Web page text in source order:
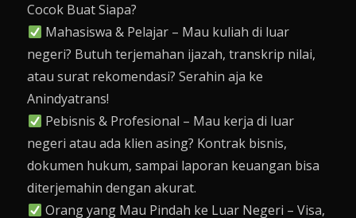
Cocok Buat Siapa?
Mahasiswa & Pelajar – Mau kuliah di luar
negeri? Butuh terjemahan ijazah, transkrip nilai,
atau surat rekomendasi? Serahin aja ke
Anindyatrans!
Pebisnis & Profesional – Mau kerja di luar
negeri atau ada klien asing? Kontrak bisnis,
dokumen hukum, sampai laporan keuangan bisa
diterjemahin dengan akurat.
Orang yang Mau Pindah ke Luar Negeri – Visa,